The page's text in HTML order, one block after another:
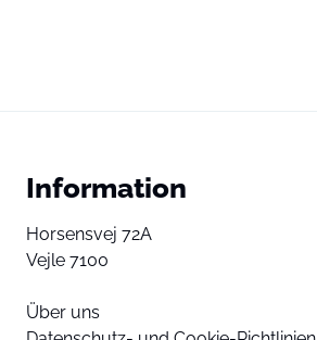
Information
Horsensvej 72A
Vejle 7100
Über uns